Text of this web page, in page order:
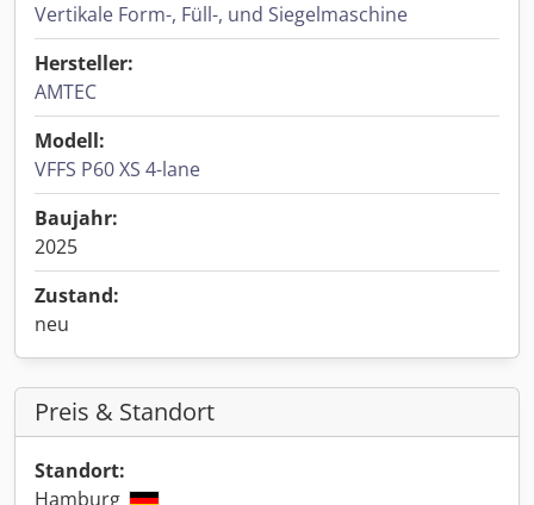
Vertikale Form-, Füll-, und Siegelmaschine
Hersteller:
AMTEC
Modell:
VFFS P60 XS 4-lane
Baujahr:
2025
Zustand:
neu
Preis & Standort
Standort:
Hamburg